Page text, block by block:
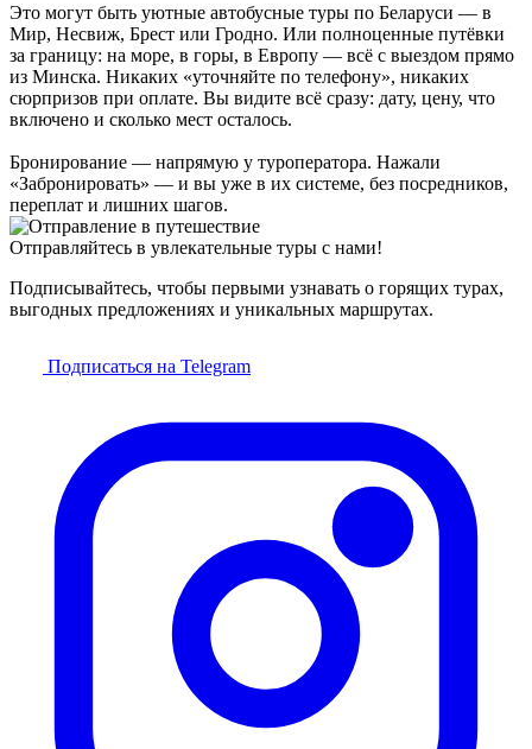
Это могут быть уютные автобусные туры по Беларуси — в
Мир, Несвиж, Брест или Гродно. Или полноценные путёвки
за границу: на море, в горы, в Европу — всё с выездом прямо
из Минска. Никаких «уточняйте по телефону», никаких
сюрпризов при оплате. Вы видите всё сразу: дату, цену, что
включено и сколько мест осталось.
Бронирование — напрямую у туроператора. Нажали
«Забронировать» — и вы уже в их системе, без посредников,
переплат и лишних шагов.
Отправляйтесь в увлекательные туры с нами!
Подписывайтесь, чтобы первыми узнавать о горящих турах,
выгодных предложениях и уникальных маршрутах.
Подписаться на Telegram